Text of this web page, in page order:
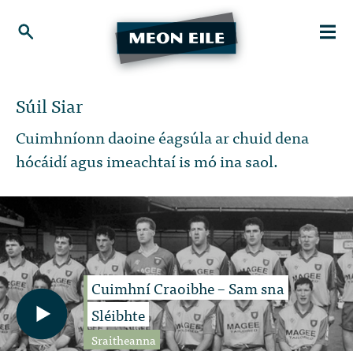
Súil Siar
Cuimhníonn daoine éagsúla ar chuid dena
hócáidí agus imeachtaí is mó ina saol.
Cuimhní Craoibhe – Sam sna
Sléibhte
Sraitheanna